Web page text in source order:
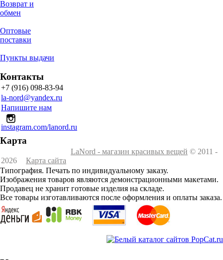
Возврат и
обмен
Оптовые
поставки
Пункты выдачи
Контакты
+7 (916) 098-83-94
la-nord@yandex.ru
Напишите нам
instagram.com/lanord.ru
Карта
LaNord - магазин красивых вещей © 2011 -
2026
Карта сайта
Типография. Печать по индивидуальному заказу.
Изображения товаров являются демонстрационными макетами.
Продавец не хранит готовые изделия на складе.
Все товары изготавливаются после оформления и оплаты заказа.